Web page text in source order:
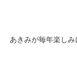
あきみが毎年楽しみ